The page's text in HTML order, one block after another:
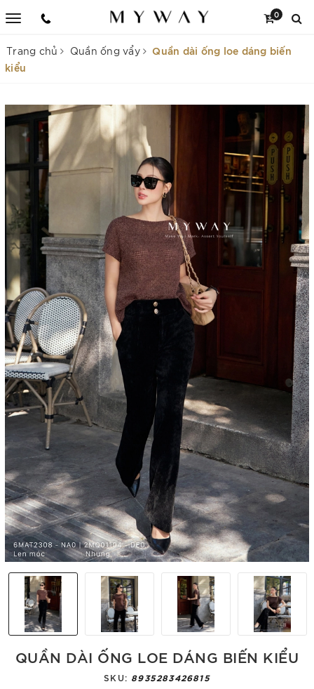
0
Trang chủ Quần ống vẩy
Quần dài ống loe dáng biến
kiểu
QUẦN DÀI ỐNG LOE DÁNG BIẾN KIỂU
SKU: 8935283426815